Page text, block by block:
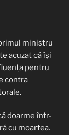
ministru
acuzat că își
pentru
contra
doarme într-
cu moartea.